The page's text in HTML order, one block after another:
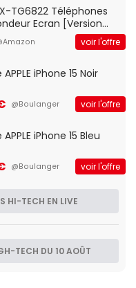
TG6822 Téléphones
Ecran [Version
voir l'offre
iPhone 15 Noir
@Boulanger voir l'offre
iPhone 15 Bleu
@Boulanger voir l'offre
HI-TECH EN LIVE
TECH DU 10 AOÛT